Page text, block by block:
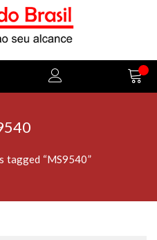
tagged “MS9540”